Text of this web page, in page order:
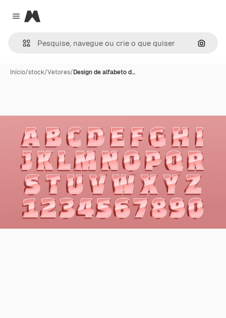
Close menu
Magnific
Início/stock/Vetores/Design de alfabeto d…